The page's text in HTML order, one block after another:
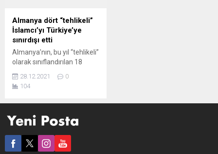
Almanya dört “tehlikeli”
İslamcı’yı Türkiye’ye
sınırdışı etti
Almanya’nın, bu yıl “tehlikeli”
olarak sınıflandırılan 18
ettiği, bunlardan dördünün
Türkiye’ye gönderildiği
Alternatif (AfD) partisi
Almanya’da bulunan radikal
İslamcılarla ilgili soru
28.12.2021
0
104